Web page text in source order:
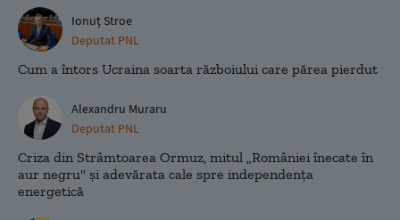
Ionuț Stroe
Deputat PNL
Cum a întors Ucraina soarta războiului care părea pierdut
Alexandru Muraru
Deputat PNL
Criza din Strâmtoarea Ormuz, mitul „României înecate în
aur negru" și adevărata cale spre independența
energetică